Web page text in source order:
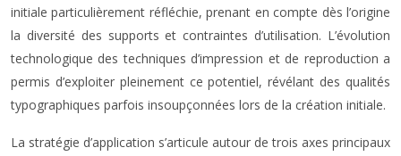
initiale particulièrement réfléchie, prenant en compte dès l’origine
la diversité des supports et contraintes d’utilisation. L’évolution
technologique des techniques d’impression et de reproduction a
permis d’exploiter pleinement ce potentiel, révélant des qualités
typographiques parfois insoupçonnées lors de la création initiale.
La stratégie d’application s’articule autour de trois axes principaux